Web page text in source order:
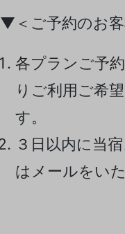
▼＜ご予約のお
各プランご予
りご利用ご希
す。
３日以内に当
はメールをい